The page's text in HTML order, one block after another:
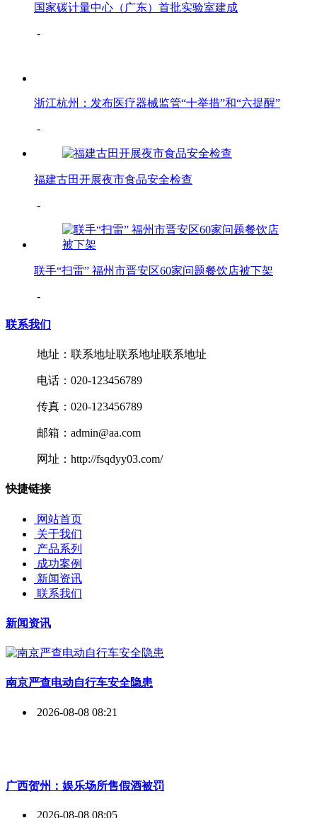
国家碳计量中心（广东）首批实验室建成
-
浙江杭州：发布医疗器械监管“十举措”和“六提醒”
-
福建古田开展夜市食品安全检查
-
联手“扫雷” 福州市晋安区60家问题餐饮店被下架
-
联系我们
地址：联系地址联系地址联系地址
电话：020-123456789
传真：020-123456789
邮箱：admin@aa.com
网址：http://fsqdyy03.com/
快捷链接
网站首页
关于我们
产品系列
成功案例
新闻资讯
联系我们
新闻资讯
南京严查电动自行车安全隐患
2026-08-08 08:21
广西贺州：娱乐场所售假酒被罚
2026-08-08 08:05